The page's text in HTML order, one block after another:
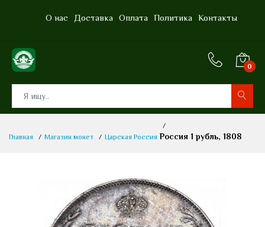
О нас Доставка Оплата Политика Контакты
0
0
Главная Магазин монет Царская Россия Россия 1 рубль, 1808